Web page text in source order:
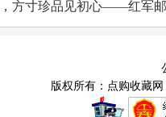
方寸珍品见初心——红军
版权所有：点购收藏